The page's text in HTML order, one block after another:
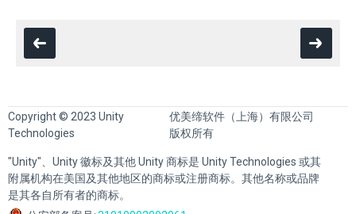
Copyright © 2023 Unity
Technologies
优美缔软件（上海）有限公司
版权所有
"Unity"、Unity 徽标及其他 Unity 商标是 Unity Technologies 或其
附属机构在美国及其他地区的商标或注册商标。其他名称或品牌
是其各自所有者的商标。